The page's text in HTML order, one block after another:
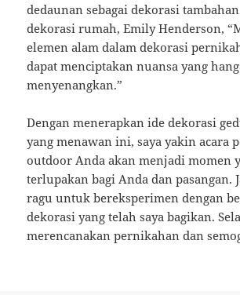
dedaunan sebagai dekorasi
dekorasi rumah, Emily Henderson,
elemen alam dalam dekorasi
dapat menciptakan nuansa yang
menyenangkan.”
Dengan menerapkan ide dekorasi
yang menawan ini, saya yakin acara
outdoor Anda akan menjadi momen
terlupakan bagi Anda dan pasangan.
ragu untuk bereksperimen dengan
dekorasi yang telah saya bagikan.
merencanakan pernikahan dan